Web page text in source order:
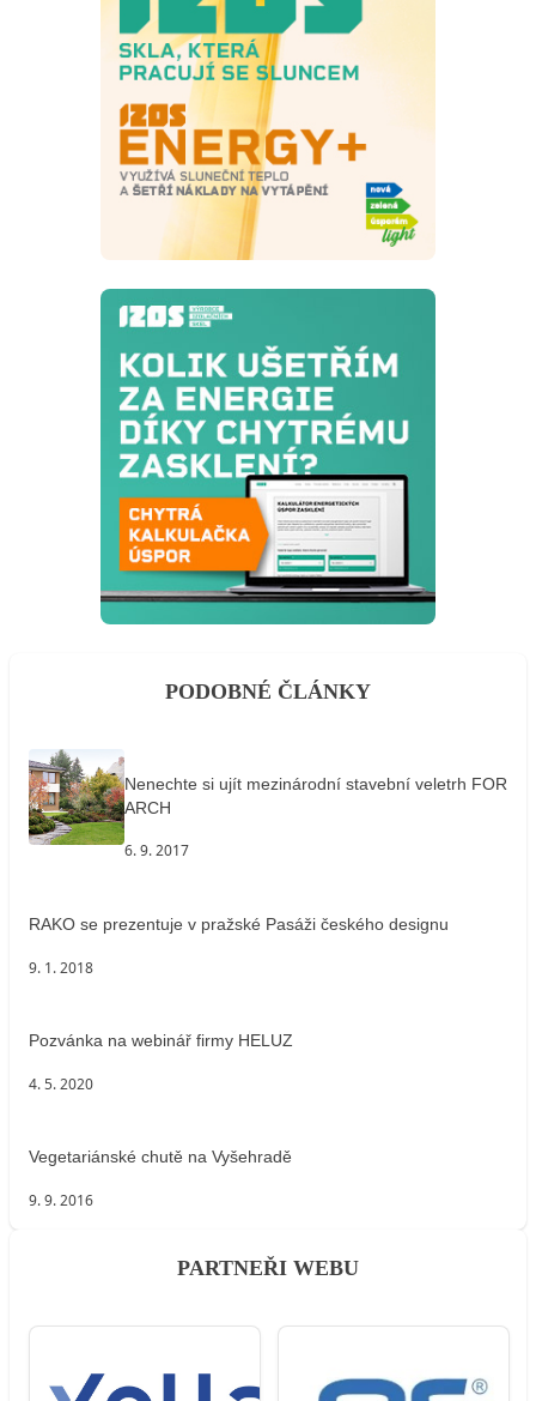
PODOBNÉ ČLÁNKY
Nenechte si ujít mezinárodní stavební veletrh FOR
ARCH
6. 9. 2017
RAKO se prezentuje v pražské Pasáži českého designu
9. 1. 2018
Pozvánka na webinář firmy HELUZ
4. 5. 2020
Vegetariánské chutě na Vyšehradě
9. 9. 2016
PARTNEŘI WEBU